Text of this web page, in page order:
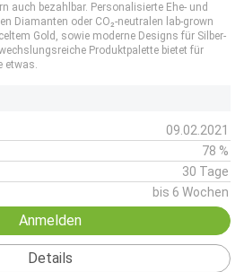
auch bezahlbar. Personalisierte Ehe- und
Diamanten oder CO₂-neutralen lab-grown
Gold, sowie moderne Designs für Silber-
Produktpalette bietet für
etwas.
09.02.2021
78 %
30 Tage
bis 6 Wochen
Anmelden
Details